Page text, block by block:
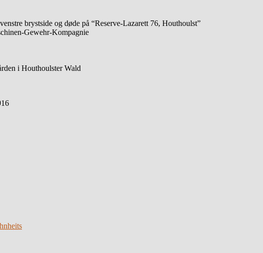
brystside og døde på “Reserve-Lazarett 76, Houthoulst”
Gewehr-Kompagnie
i Houthoulster Wald